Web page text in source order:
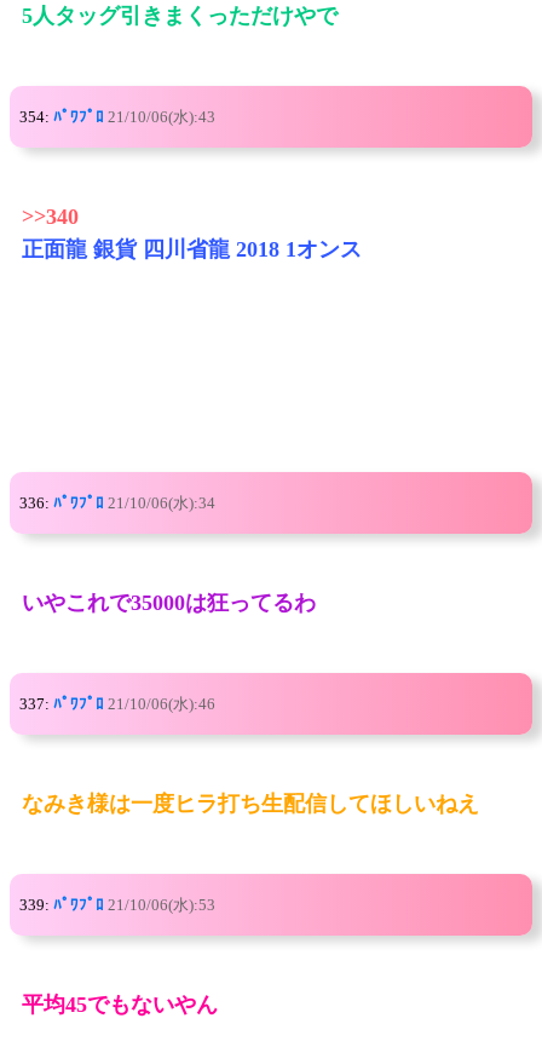
5人タッグ引きまくっただけやで
354: ﾊﾟﾜﾌﾟﾛ 21/10/06(水):43
>>340
正面龍 銀貨 四川省龍 2018 1オンス
336: ﾊﾟﾜﾌﾟﾛ 21/10/06(水):34
いやこれで35000は狂ってるわ
337: ﾊﾟﾜﾌﾟﾛ 21/10/06(水):46
なみき様は一度ヒラ打ち生配信してほしいねえ
339: ﾊﾟﾜﾌﾟﾛ 21/10/06(水):53
平均45でもないやん